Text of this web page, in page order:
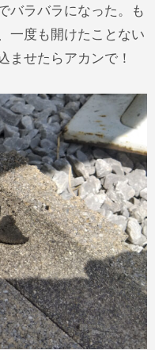
バラバラになった。も
一度も開けたことない
せたらアカンで！